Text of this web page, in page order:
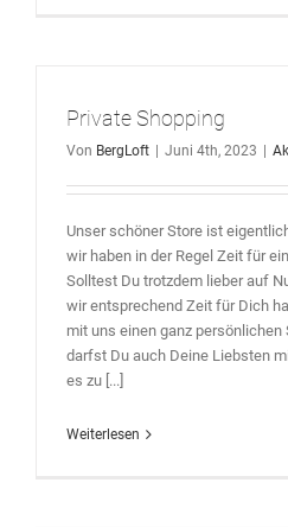
Private Shopping
Von BergLoft | Juni 4th, 2023 |
Unser schöner Store ist
wir haben in der Regel Zeit für
Solltest Du trotzdem lieber auf
wir entsprechend Zeit für Dich
mit uns einen ganz
darfst Du auch Deine Liebsten
es zu [...]
Weiterlesen